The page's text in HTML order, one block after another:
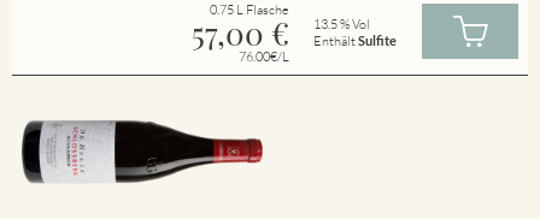
0.75 L Flasche
57,00 €
76.00€/L
13.5 % Vol
EnthältSulfite